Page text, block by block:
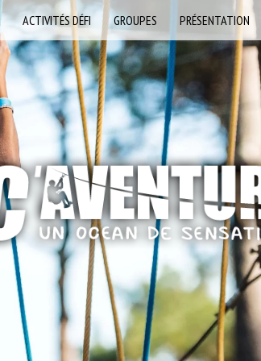
ACTIVITÉS DÉFI GROUPES PRÉSENTATION